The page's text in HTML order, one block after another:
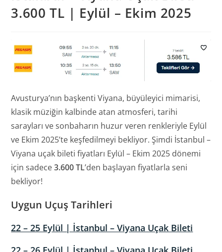
3.600 TL | Eylül – Ekim 2025
Avusturya’nın başkenti Viyana, büyüleyici mimarisi,
klasik müziğin kalbinde atan atmosferi, tarihi
sarayları ve sonbaharın huzur veren renkleriyle Eylül
ve Ekim 2025’te keşfedilmeyi bekliyor. Şimdi İstanbul –
Viyana uçak bileti fiyatları Eylül – Ekim 2025 dönemi
için sadece3.600 TL’den başlayan fiyatlarla seni
bekliyor!
Uygun Uçuş Tarihleri
22 – 25 Eylül | İstanbul – Viyana Uçak Bileti